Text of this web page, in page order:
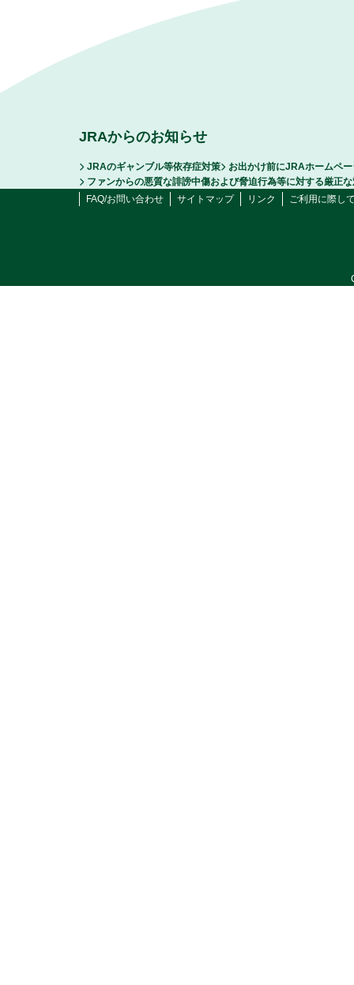
JRAからのお知らせ
JRAのギャンブル等依存症対策
お出かけ前にJRAホームペ
ファンからの悪質な誹謗中傷および脅迫行為等に対する厳正
FAQ/お問い合わせ
サイトマップ リンク ご利用に際し